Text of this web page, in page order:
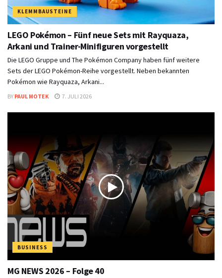
KLEMMBAUSTEINE
LEGO Pokémon – Fünf neue Sets mit Rayquaza,
Arkani und Trainer-Minifiguren vorgestellt
Die LEGO Gruppe und The Pokémon Company haben fünf weitere
Sets der LEGO Pokémon-Reihe vorgestellt. Neben bekannten
Pokémon wie Rayquaza, Arkani...
BY PAUL MOTEK 7. JULI 2026
BUSINESS
MG NEWS 2026 – Folge 40